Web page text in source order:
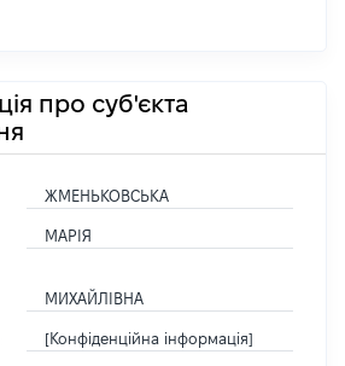
про суб'єкта
ЖМЕНЬКОВСЬКА
МАРІЯ
МИХАЙЛІВНА
[Конфіденційна інформація]